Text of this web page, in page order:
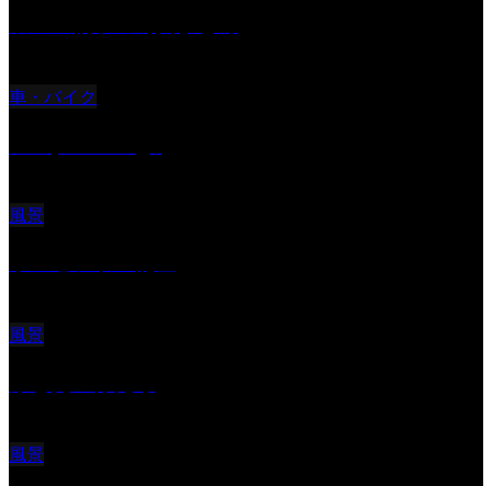
車・バイク
風景
風景
風景